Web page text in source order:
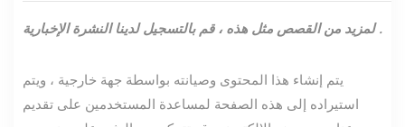
لمزيد من القصص مثل هذه ،قم بالتسجيل لدينا النشرة الإخبارية .
يتم إنشاء هذا المحتوى وصيانته بواسطة جهة خارجية ، ويتم
استيراده إلى هذه الصفحة لمساعدة المستخدمين على تقديم